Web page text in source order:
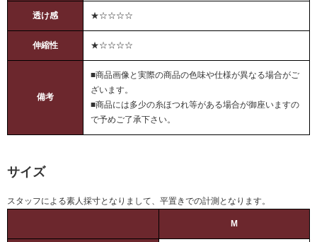
透け感 ★☆☆☆☆
伸縮性 ★☆☆☆☆
備考
■商品画像と実際の商品の色味や仕様が異なる場合がご
ざいます。
■商品には多少の糸ほつれ等がある場合が御座いますの
で予めご了承下さい。
サイズ
スタッフによる素人採寸となりまして、平置きでの計測となります。
M